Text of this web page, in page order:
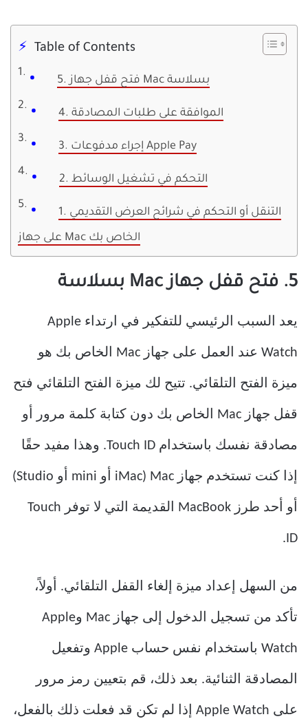
Table of Contents
5. فتح قفل جهاز Mac بسلاسة
4. الموافقة على طلبات المصادقة
3. إجراء مدفوعات Apple Pay
2. التحكم في تشغيل الوسائط
1. التنقل أو التحكم في شرائح العرض التقديمي
على جهاز Mac الخاص بك
5. فتح قفل جهاز Mac بسلاسة
يعد السبب الرئيسي للتفكير في ارتداء Apple
Watch عند العمل على جهاز Mac الخاص بك هو
ميزة الفتح التلقائي. تتيح لك ميزة الفتح التلقائي فتح
قفل جهاز Mac الخاص بك دون كتابة كلمة مرور أو
مصادقة نفسك باستخدام Touch ID. وهذا مفيد حقًا
إذا كنت تستخدم جهاز Mac (iMac أو mini أو Studio)
أو أحد طرز MacBook القديمة التي لا توفر Touch
ID.
من السهل إعداد ميزة إلغاء القفل التلقائي. أولاً،
تأكد من تسجيل الدخول إلى جهاز Mac وApple
Watch باستخدام نفس حساب Apple وتفعيل
المصادقة الثنائية. بعد ذلك، قم بتعيين رمز مرور
على Apple Watch إذا لم تكن قد فعلت ذلك بالفعل،